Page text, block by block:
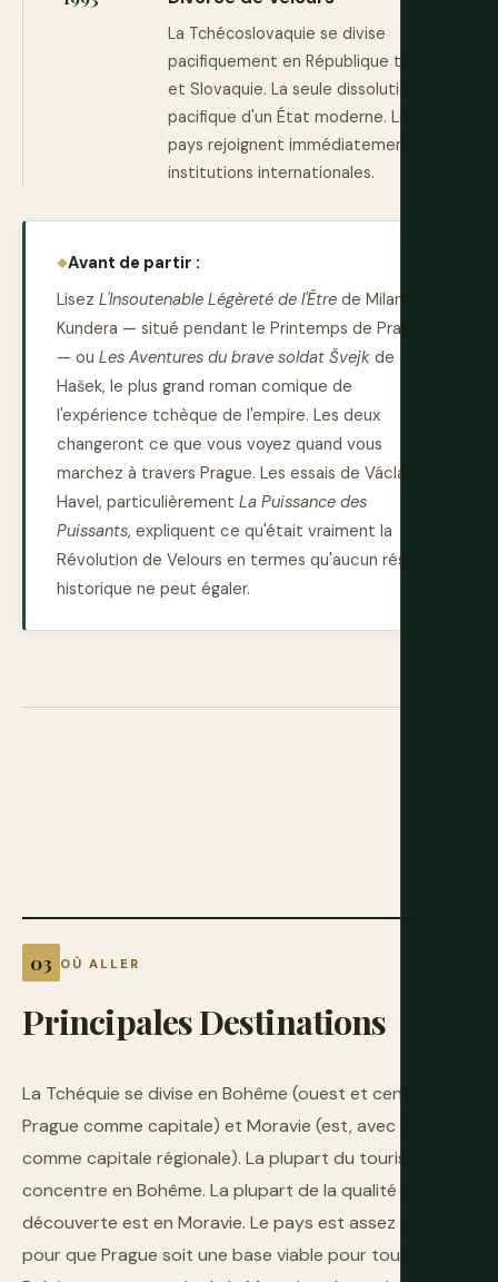
La Tchécoslovaquie se divise
pacifiquement en République tchèque
et Slovaquie. La seule dissolution
pacifique d'un État moderne. Les deux
pays rejoignent immédiatement les
institutions internationales.
Avant de partir :
Lisez L'Insoutenable Légèreté de l'Être de Milan
Kundera — situé pendant le Printemps de Prague
— ou Les Aventures du brave soldat Švejk de
Hašek, le plus grand roman comique de
l'expérience tchèque de l'empire. Les deux
changeront ce que vous voyez quand vous
marchez à travers Prague. Les essais de Václav
Havel, particulièrement La Puissance des
Puissants, expliquent ce qu'était vraiment la
Révolution de Velours en termes qu'aucun résumé
historique ne peut égaler.
OÙ ALLER
PrincipalesDestinations
La Tchéquie se divise en Bohême (ouest et centre, avec
Prague comme capitale) et Moravie (est, avec Brno
comme capitale régionale). La plupart du tourisme se
concentre en Bohême. La plupart de la qualité non
découverte est en Moravie. Le pays est assez petit
pour que Prague soit une base viable pour toute la